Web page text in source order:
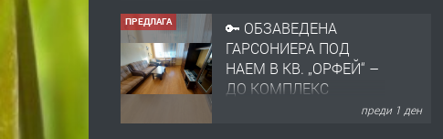
ПРЕДЛАГА
НАПЪЛНО ОБЗАВЕДЕН
И ОБОРУДВАН
ТРИСТАЕН
АПАРТАМЕНТ В
преди 2 дни